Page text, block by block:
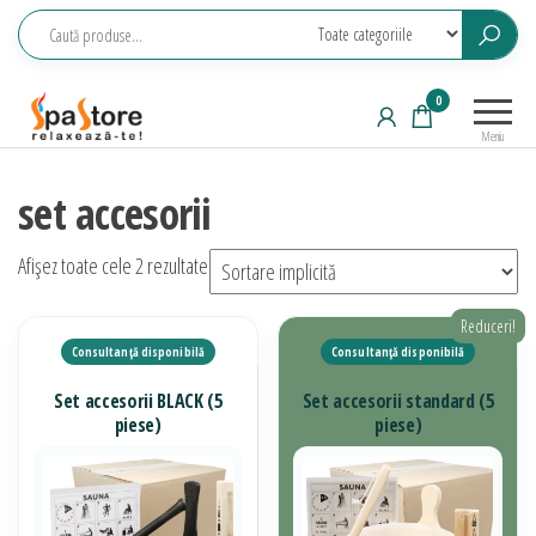
Sari
saune,
wellness
Meniu
0
set accesorii
Afișez toate cele 2 rezultate
Set accesorii BLACK (5
piese)
Set accesorii standard (5
piese)
Reduceri!